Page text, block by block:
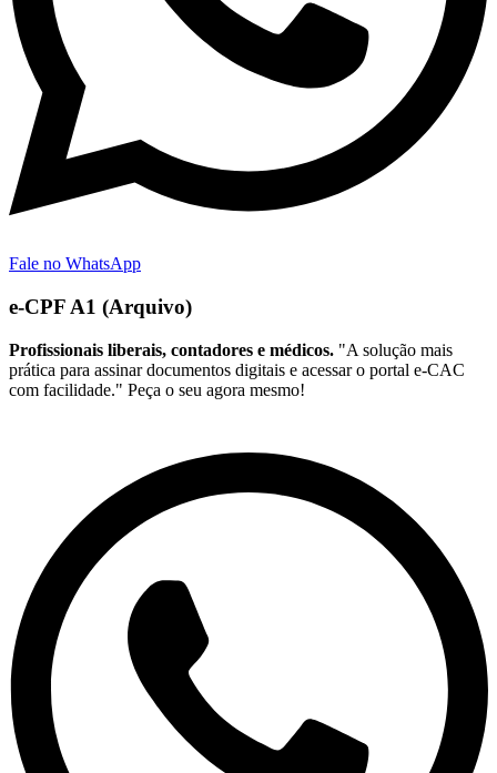
Fale no WhatsApp
e-CPF A1 (Arquivo)
Profissionais liberais, contadores e médicos. "A solução mais
prática para assinar documentos digitais e acessar o portal e-CAC
com facilidade." Peça o seu agora mesmo!